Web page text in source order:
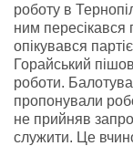
роботу в
ним пересікався
опікувався
Горайський
роботи.
пропонували
не прийняв
служити. Це